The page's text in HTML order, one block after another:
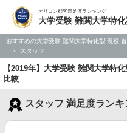
オリコン顧客満足度ランキング
大学受験 難関大学特
おすすめの大学受験 難関大学特化型 現役
スタッフ
【2019年】大学受験 難関大学特
比較
スタッフ 満足度ランキ